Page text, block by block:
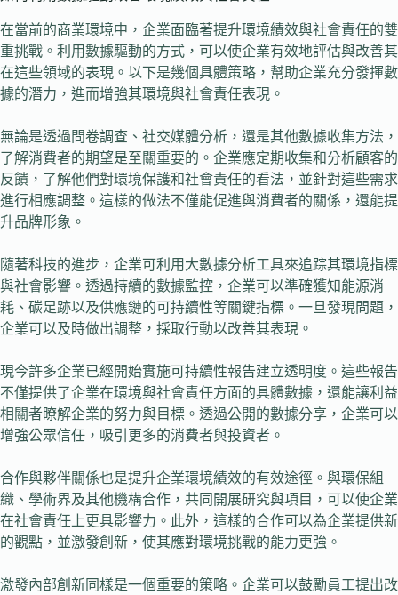
在當前的商業環境中，企業面臨著提升環境績效與社會責任的雙
重挑戰。利用數據驅動的方式，可以使企業有效地評估與改善其
在這些領域的表現。以下是幾個具體策略，幫助企業充分發揮數
據的潛力，進而增強其環境與社會責任表現。
無論是透過問卷調查、社交媒體分析，還是其他數據收集方法，
了解消費者的期望是至關重要的。企業應定期收集和分析顧客的
反饋，了解他們對環境保護和社會責任的看法，並針對這些需求
進行相應調整。這樣的做法不僅能促進與消費者的關係，還能提
升品牌形象。
隨著科技的進步，企業可利用大數據分析工具來追踪其環境指標
與社會影響。透過持續的數據監控，企業可以準確獲知能源消
耗、碳足跡以及供應鏈的可持續性等關鍵指標。一旦發現問題，
企業可以及時做出調整，採取行動以改善其表現。
現今許多企業已經開始實施可持續性報告建立透明度。這些報告
不僅提供了企業在環境與社會責任方面的具體數據，還能讓利益
相關者瞭解企業的努力與目標。透過公開的數據分享，企業可以
增強公眾信任，吸引更多的消費者與投資者。
合作與夥伴關係也是提升企業環境績效的有效途徑。與環保組
織、學術界及其他機構合作，共同開展研究與項目，可以使企業
在社會責任上更具影響力。此外，這樣的合作可以為企業提供新
的觀點，並激發創新，使其應對環境挑戰的能力更強。
激發內部創新同樣是一個重要的策略。企業可以鼓勵員工提出改